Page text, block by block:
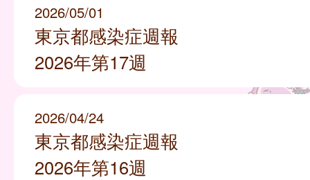
2026/05/01
東京都感染症週報
2026年第17週
2026/04/24
東京都感染症週報
2026年第16週